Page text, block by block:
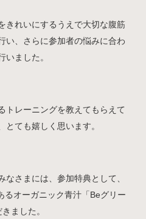
きれいにするうえで大切な腹筋
い、さらに参加者の悩みに合わ
いました。
トレーニングを教えてもらえて
ても嬉しく思います。
なさまには、参加特典として、
るオーガニック青汁「Beグリー
ました。